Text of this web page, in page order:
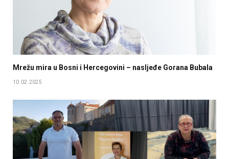
Mrežu mira u Bosni i Hercegovini – nasljeđe Gorana Bubala
10.02.2025